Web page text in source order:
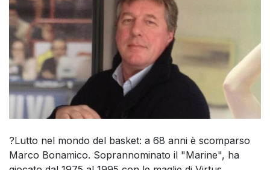
?Lutto nel mondo del basket: a 68 anni è scomparso
Marco Bonamico. Soprannominato il "Marine", ha